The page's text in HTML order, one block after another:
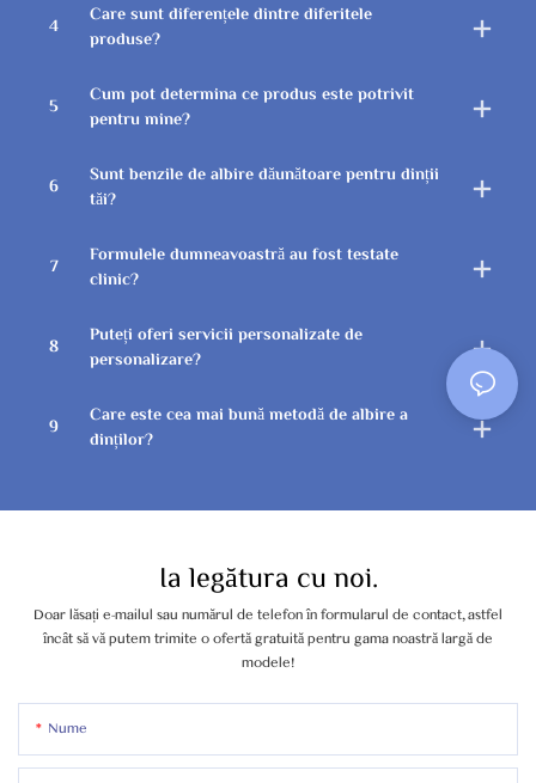
4
Care sunt diferențele dintre diferitele
produse?
5
Cum pot determina ce produs este potrivit
pentru mine?
6
Sunt benzile de albire dăunătoare pentru dinții
tăi?
7
Formulele dumneavoastră au fost testate
clinic?
8
Puteți oferi servicii personalizate de
personalizare?
9
Care este cea mai bună metodă de albire a
dinților?
Ia legătura cu noi.
Doar lăsați e-mailul sau numărul de telefon în formularul de contact, astfel
încât să vă putem trimite o ofertă gratuită pentru gama noastră largă de
modele!
Nume